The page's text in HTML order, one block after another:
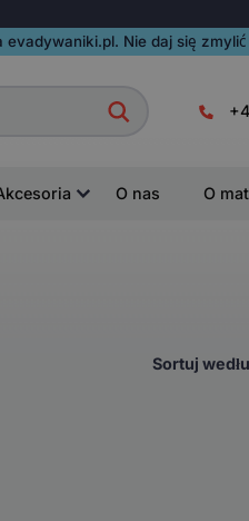
Nie daj się
O nas O
Sortuj